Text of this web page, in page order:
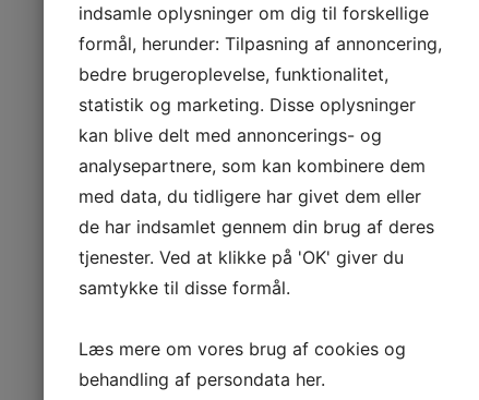
indsamle oplysninger om dig til forskellige
formål, herunder: Tilpasning af annoncering,
bedre brugeroplevelse, funktionalitet,
statistik og marketing. Disse oplysninger
kan blive delt med annoncerings- og
analysepartnere, som kan kombinere dem
med data, du tidligere har givet dem eller
de har indsamlet gennem din brug af deres
tjenester. Ved at klikke på 'OK' giver du
samtykke til disse formål.
Læs mere om vores brug af cookies og
behandling af persondata her.